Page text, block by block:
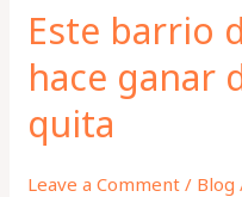
Este barrio
hace ganar
quita
Leave a Comment / Blog
te
lo
quita